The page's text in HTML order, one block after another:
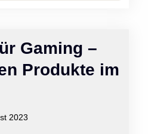
Gaming –
Produkte im
2023